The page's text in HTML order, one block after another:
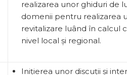
realizarea unor ghiduri de
domenii pentru realizarea
revitalizare luând în calcul
nivel local și regional.
Inițierea unor discuții și